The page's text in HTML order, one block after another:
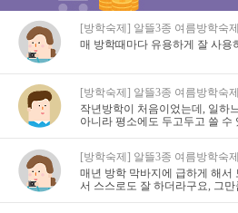
[방학숙제] 알뜰3종 여름방학숙
매 방학때마다 유용하게 잘 사
[방학숙제] 알뜰3종 여름방학숙
작년방학이 처음이었는데, 일하
아니라 평소에도 두고두고 쓸
[방학숙제] 알뜰3종 여름방학숙
매년 방학 막바지에 급하게 해서
서 스스로도 잘 하더라구요, 그